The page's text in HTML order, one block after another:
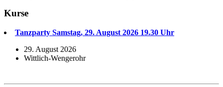
Kurse
Tanzparty Samstag, 29. August 2026 19.30 Uhr
29. August 2026
Wittlich-Wengerohr